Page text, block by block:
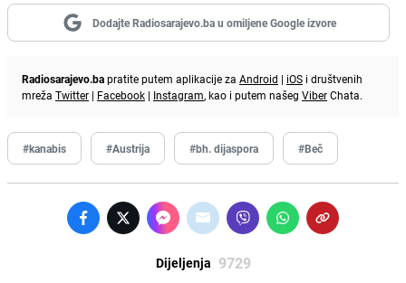
Dodajte Radiosarajevo.ba u omiljene Google izvore
Radiosarajevo.bapratite putem aplikacije za Android | iOS i društvenih
mreža Twitter | Facebook | Instagram, kao i putem našeg ViberChata.
#kanabis #Austrija #bh. dijaspora #Beč
Dijeljenja 9729